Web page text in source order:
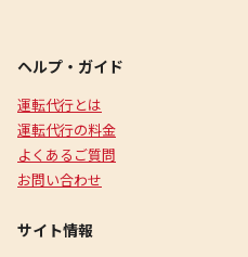
ヘルプ・ガイド
運転代行とは
運転代行の料金
よくあるご質問
お問い合わせ
サイト情報